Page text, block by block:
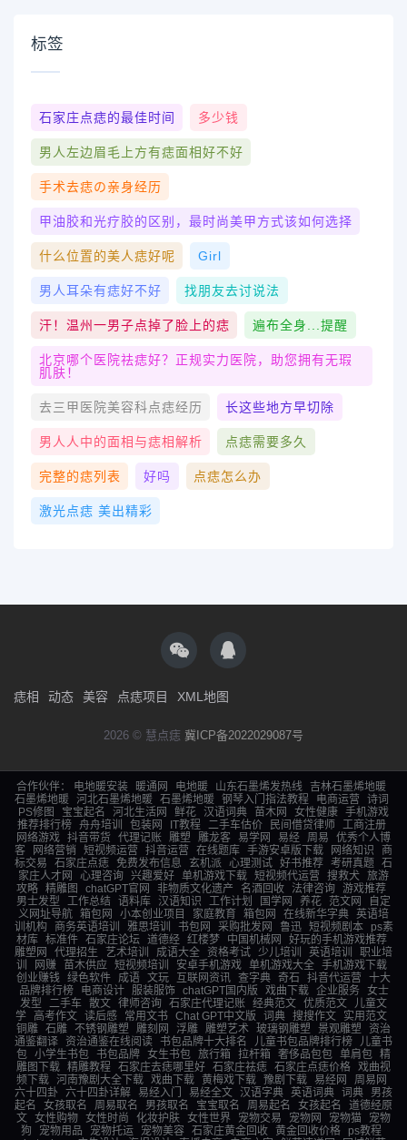
标签
石家庄点痣的最佳时间 多少钱
男人左边眉毛上方有痣面相好不好
手术去痣の亲身经历
甲油胶和光疗胶的区别，最时尚美甲方式该如何选择
什么位置的美人痣好呢 Girl
男人耳朵有痣好不好 找朋友去讨说法
汗！温州一男子点掉了脸上的痣 遍布全身...提醒
北京哪个医院祛痣好？正规实力医院，助您拥有无瑕
肌肤！
去三甲医院美容科点痣经历 长这些地方早切除
男人人中的面相与痣相解析 点痣需要多久
完整的痣列表 好吗 点痣怎么办
激光点痣 美出精彩
痣相 动态 美容 点痣项目 XML地图
2026 © 慧点痣 冀ICP备2022029087号
合作伙伴： 电地暖安装 暖通网 电地暖 山东石墨烯发热线
吉林石墨烯地暖
石墨烯地暖
河北石墨烯地暖 石墨烯地暖 钢琴入门指法教程 电商运营
诗词
PS修图
宝宝起名 河北生活网 鲜花 汉语词典 苗木网 女性健康 手机游戏
推荐排行榜
舟舟培训 包装网 IT教程 二手车估价 民间借贷律师
工商注册
网络游戏 抖音带货 代理记账 雕塑 雕龙客 易学网 易经 周易
优秀个人博
客
网络营销 短视频运营 抖音运营 在线题库 手游安卓版下载 网络知识
商
标交易
石家庄点痣 免费发布信息 玄机派 心理测试 好书推荐 考研真题 石
家庄人才网
心理咨询 兴趣爱好 单机游戏下载 短视频代运营 搜救犬 旅游
攻略 精雕图 chatGPT官网 非物质文化遗产 名酒回收 法律咨询 游戏推荐
男士发型
工作总结 语料库 汉语知识 工作计划 国学网 养花 范文网
自定
义网址导航 箱包网 小本创业项目 家庭教育 箱包网 在线新华字典 英语培
训机构
商务英语培训 雅思培训 书包网 采购批发网 鲁迅 短视频剧本
ps素
材库
标准件 石家庄论坛 道德经 红楼梦 中国机械网
好玩的手机游戏推荐
雕塑网
代理招生 艺术培训 成语大全 资格考试 少儿培训 英语培训
职业培
训
网赚 苗木供应 短视频培训 安卓手机游戏 单机游戏大全
手机游戏下载
创业赚钱
绿色软件 成语 文玩 互联网资讯 查字典 奇石 抖音代运营 十大
品牌排行榜
电商设计 服装服饰 chatGPT国内版 戏曲下载 企业服务
女士
发型
二手车 散文 律师咨询 石家庄代理记账 经典范文 优质范文
儿童文
学 高考作文 读后感 常用文书 Chat GPT中文版 词典 搜搜作文
实用范文
铜雕 石雕 不锈钢雕塑 雕刻网 浮雕 雕塑艺术 玻璃钢雕塑 景观雕塑
资治
通鉴翻译
资治通鉴在线阅读 书包品牌十大排名 儿童书包品牌排行榜
儿童书
包 小学生书包 书包品牌 女生书包 旅行箱 拉杆箱 奢侈品包包 单肩包 精
雕图下载 精雕教程 石家庄去痣哪里好 石家庄祛痣 石家庄点痣价格 戏曲视
频下载
河南豫剧大全下载 戏曲下载 黄梅戏下载 豫剧下载 易经网
周易网
六十四卦
六十四卦详解 易经入门 易经全文 汉语字典 英语词典 词典
男孩
起名
女孩取名 周易取名 男孩取名 宝宝取名 周易起名 女孩起名
道德经原
文 女性购物 女性时尚 化妆护肤 女性世界 宠物交易 宠物网 宠物猫
宠物
狗
宠物用品 宠物托运 宠物美容 石家庄黄金回收 黄金回收价格
ps教程